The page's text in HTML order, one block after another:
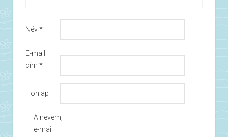
Név*
E-mail
cím *
Honlap
A nevem,
e-mail